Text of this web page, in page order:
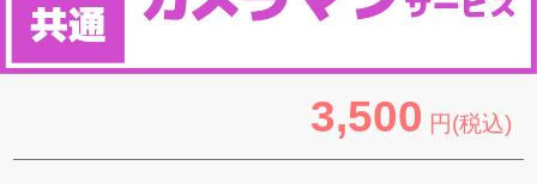
3,500 円(税込)